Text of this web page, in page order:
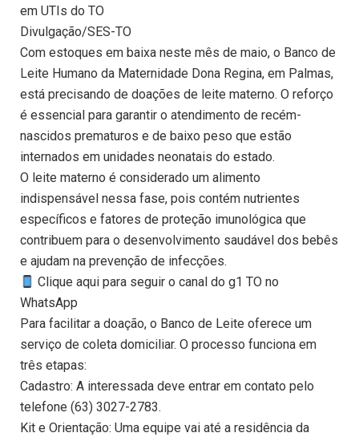
em UTIs do TO
Divulgação/SES-TO
Com estoques em baixa neste mês de maio, o Banco de
Leite Humano da Maternidade Dona Regina, em Palmas,
está precisando de doações de leite materno. O reforço
é essencial para garantir o atendimento de recém-
nascidos prematuros e de baixo peso que estão
internados em unidades neonatais do estado.
O leite materno é considerado um alimento
indispensável nessa fase, pois contém nutrientes
específicos e fatores de proteção imunológica que
contribuem para o desenvolvimento saudável dos bebês
e ajudam na prevenção de infecções.
Clique aqui para seguir o canal do g1 TO no
WhatsApp
Para facilitar a doação, o Banco de Leite oferece um
serviço de coleta domiciliar. O processo funciona em
três etapas:
Cadastro: A interessada deve entrar em contato pelo
telefone (63) 3027-2783.
Kit e Orientação: Uma equipe vai até a residência da